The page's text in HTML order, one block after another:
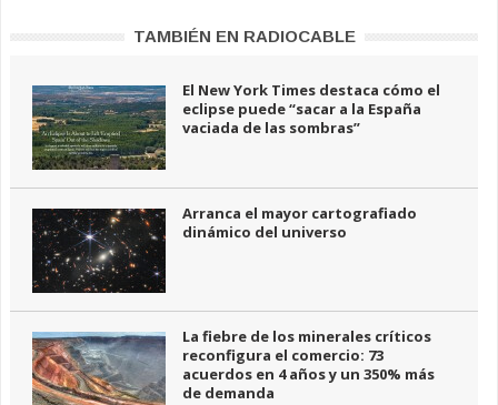
TAMBIÉN EN RADIOCABLE
El New York Times destaca cómo el
eclipse puede “sacar a la España
vaciada de las sombras”
Arranca el mayor cartografiado
dinámico del universo
La fiebre de los minerales críticos
reconfigura el comercio: 73
acuerdos en 4 años y un 350% más
de demanda